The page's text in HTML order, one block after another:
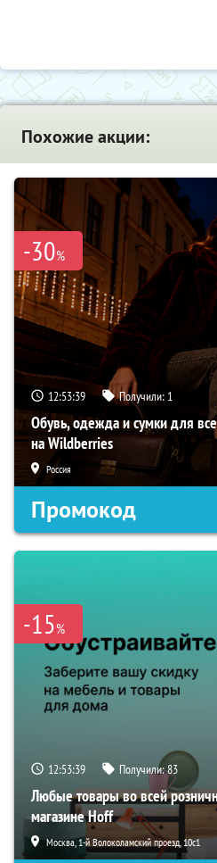
Похожие акции:
-30%
12:53:38 Получили: 1
Обувь, одежда и сумки для
на Wildberries
Россия
Промокод
-15%
12:53:38 Получили:83
Любые товары во всей
магазине Hoff
Москва, 1-й Волоколамский проезд, 10с1